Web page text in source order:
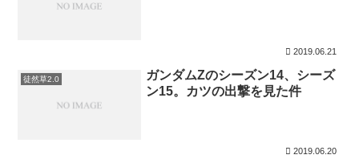
2019.06.21
徒然草2.0
ガンダムZのシーズン14、シーズ
ン15。カツの出撃を見た件
2019.06.20